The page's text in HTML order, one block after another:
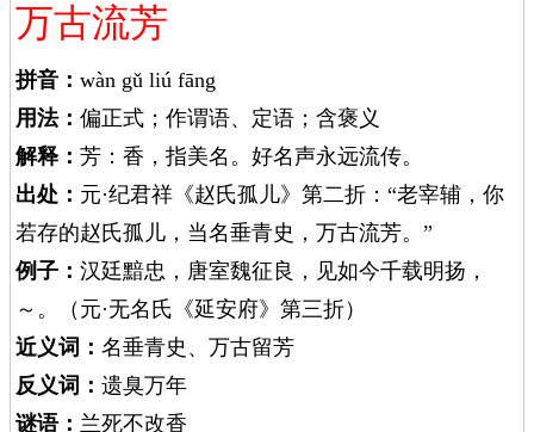
万古流芳
拼音： wàn gǔ liú fāng
用法： 偏正式；作谓语、定语；含褒义
解释： 芳：香，指美名。好名声永远流传。
出处： 元·纪君祥《赵氏孤儿》第二折：“老宰辅，你
若存的赵氏孤儿，当名垂青史，万古流芳。”
例子： 汉廷黯忠，唐室魏征良，见如今千载明扬，
～。（元·无名氏《延安府》第三折）
近义词： 名垂青史、万古留芳
反义词： 遗臭万年
谜语： 兰死不改香